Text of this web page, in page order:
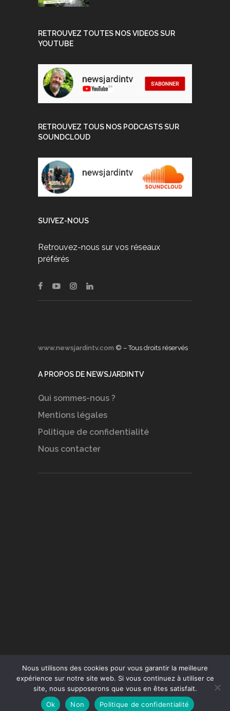
RETROUVEZ TOUTES NOS VIDEOS SUR
YOUTUBE
RETROUVEZ TOUS NOS PODCASTS SUR
SOUNDCLOUD
SUIVEZ-NOUS
Retrouvez-nous sur vos réseaux
préférés
www.newsjardintv.com © – Tous droits réservés
A PROPOS DE NEWSJARDINTV
Qui sommes-nous ?
Mentions légales
Politique de confidentialité
Nous contacter
Conception du site :Agence Jus de Citron
Nous utilisons des cookies pour vous garantir la meilleure
expérience sur notre site web. Si vous continuez à utiliser ce
site, nous supposerons que vous en êtes satisfait.
Ok
Non Politique de confidentialité